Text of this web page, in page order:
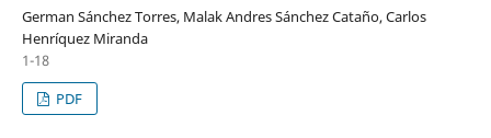
German Sánchez Torres, Malak Andres Sánchez Cataño, Carlos
Henríquez Miranda
1-18
PDF